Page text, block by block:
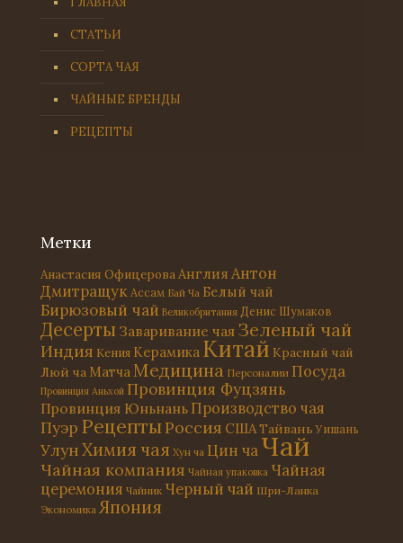
СТАТЬИ
СОРТА ЧАЯ
ЧАЙНЫЕ БРЕНДЫ
РЕЦЕПТЫ
Метки
Анастасия Офицерова Англия Антон
Дмитращук Ассам Бай Ча Белый чай
Бирюзовый чай Великобритания Денис Шумаков
Десерты Заваривание чая Зеленый чай
Индия Кения Керамика Китай Красный чай
Люй ча Матча Медицина Персоналии Посуда
Провинция Аньхой Провинция Фуцзянь
Провинция Юньнань Производство чая
Пуэр РецептыРоссия СШАТайвань Уишань
УлунХимия чая Хун ча Цин чаЧай
Чайная компания Чайная упаковка Чайная
церемония Чайник Черный чай Шри-Ланка
Экономика Япония